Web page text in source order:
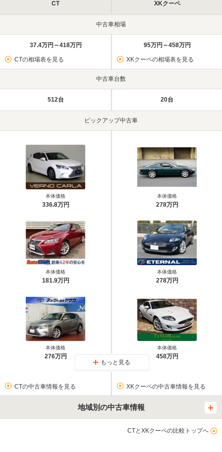
CT
XKクーペ
中古車相場
37.4万円～418万円
CTの相場表を見る
95万円～458万円
XKクーペの相場表を見る
中古車台数
512台 20台
ピックアップ中古車
本体価格
336.8万円
本体価格
181.9万円
本体価格
276万円
本体価格
278万円
本体価格
278万円
本体価格
458万円
もっと見る
CTの中古車情報を見る XKクーペの中古車情報を見る
地域別の中古車情報
CTとXKクーペの比較トップへ